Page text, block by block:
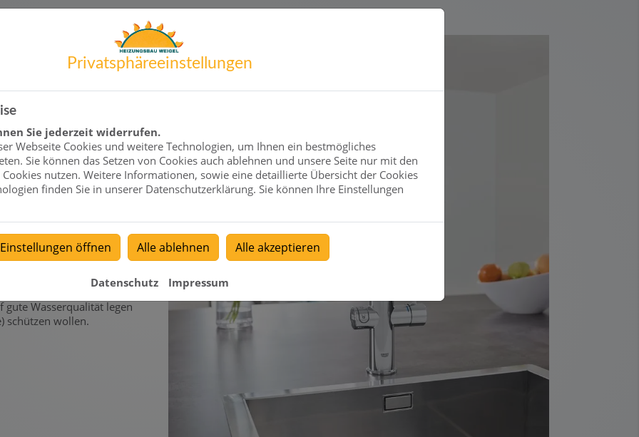
Plastikflaschen
Verunreinigungen
von Wasser in Flaschen
sprudelndes oder
Trinkwasser legt oder
besonders.
mehr
den Verzicht auf
Wasser direkt aus dem
Wasser notwendig
gute Wasserqualität legen
schützen wollen.
Privatsphäre­einstellungen
Sie jederzeit widerrufen.
Webseite Cookies und weitere Technologien, um Ihnen ein bestmögliches
Sie können das Setzen von Cookies auch ablehnen und unsere Seite nur mit den
nutzen. Weitere Informationen, sowie eine detaillierte Übersicht der Cookies
finden Sie in unserer Datenschutzerklärung. Sie können Ihre Einstellungen
Einstellungen öffnen Alle ablehnen Alle akzeptieren
Datenschutz Impressum